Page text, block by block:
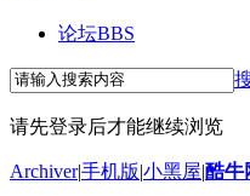
论坛BBS
请先登录后才能继续浏览
Archiver|手机版|小黑屋|酷牛